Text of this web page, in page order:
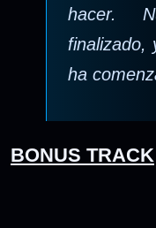
hacer.
finalizado,
ha
BONUS TRACK